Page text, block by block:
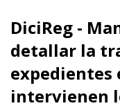
DiciReg -
detallar la
expedientes
intervienen